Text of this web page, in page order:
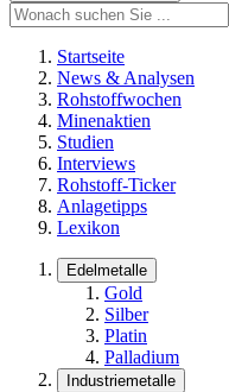
Startseite
News & Analysen
Rohstoffwochen
Minenaktien
Studien
Interviews
Rohstoff-Ticker
Anlagetipps
Lexikon
Edelmetalle
Gold
Silber
Platin
Palladium
Industriemetalle